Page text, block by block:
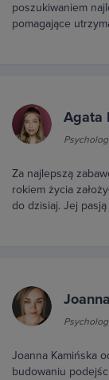
poszukiwaniem
pomagające
Agata
Za najlepszą
rokiem życia
do dzisiaj. Jej
Joanna Kamińska
budowaniu